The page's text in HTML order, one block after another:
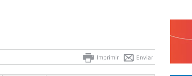
Enviar
Imprimir